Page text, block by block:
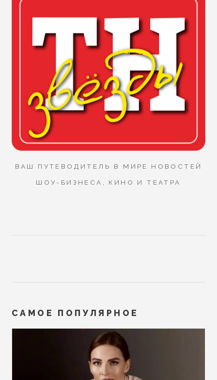
ВАШ ПУТЕВОДИТЕЛЬ В МИРЕ НОВОСТЕЙ
ШОУ-БИЗНЕСА, КИНО И ТЕАТРА
САМОЕ ПОПУЛЯРНОЕ